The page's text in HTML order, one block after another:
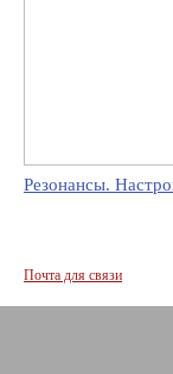
Резонансы.
Почта для связи